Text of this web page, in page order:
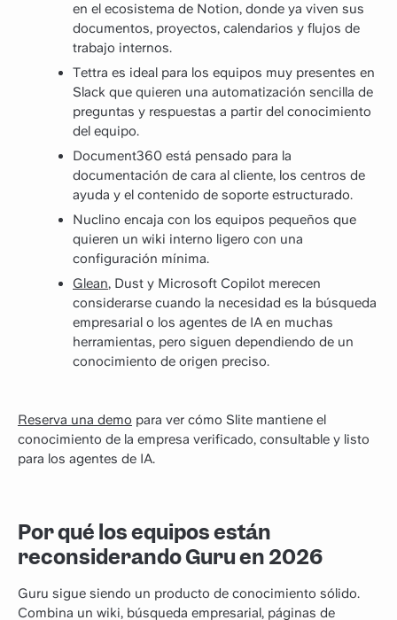
en el ecosistema de Notion, donde ya viven sus
documentos, proyectos, calendarios y flujos de
trabajo internos.
Tettra es ideal para los equipos muy presentes en
Slack que quieren una automatización sencilla de
preguntas y respuestas a partir del conocimiento
del equipo.
Document360 está pensado para la
documentación de cara al cliente, los centros de
ayuda y el contenido de soporte estructurado.
Nuclino encaja con los equipos pequeños que
quieren un wiki interno ligero con una
configuración mínima.
Glean, Dust y Microsoft Copilot merecen
considerarse cuando la necesidad es la búsqueda
empresarial o los agentes de IA en muchas
herramientas, pero siguen dependiendo de un
conocimiento de origen preciso.
Reserva una demo para ver cómo Slite mantiene el
conocimiento de la empresa verificado, consultable y listo
para los agentes de IA.
Por qué los equipos están
reconsiderando Guru en 2026
Guru sigue siendo un producto de conocimiento sólido.
Combina un wiki, búsqueda empresarial, páginas de